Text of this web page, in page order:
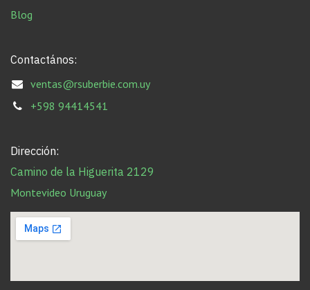
Blog
Contactános:
ventas@rsuberbie.com.uy
+598 94414541
Dirección:
Camino de la Higuerita 2129
Montevideo Uruguay